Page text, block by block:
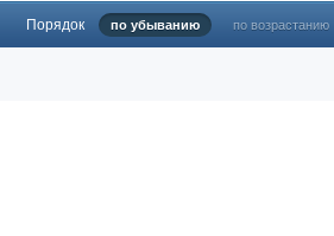
Порядок по убыванию по возрастанию